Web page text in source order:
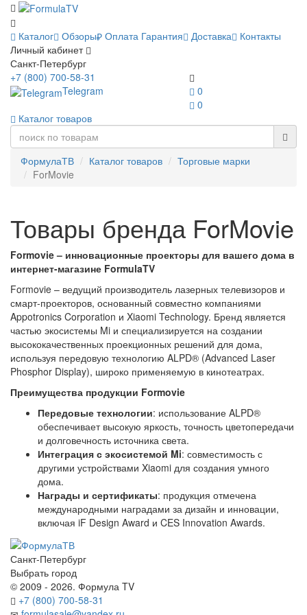
Каталог Обзоры Оплата Гарантия Доставка
Контакты
Личный кабинет
Санкт-Петербург
0
0
+7 (800) 700-58-31
Telegram
Каталог товаров
ФормулаТВ Каталог товаров
Торговые марки
ForMovie
Товары бренда ForMovie
Formovie – инновационные проекторы для вашего дома в
интернет-магазине FormulaTV
Formovie – ведущий производитель лазерных телевизоров и
смарт-проекторов, основанный совместно компаниями
Appotronics Corporation и Xiaomi Technology. Бренд является
частью экосистемы Mi и специализируется на создании
высококачественных проекционных решений для дома,
используя передовую технологию ALPD® (Advanced Laser
Phosphor Display), широко применяемую в кинотеатрах.
Преимущества продукции Formovie
Передовые технологии: использование ALPD®
обеспечивает высокую яркость, точность цветопередачи
и долговечность источника света.
Интеграция с экосистемой Mi: совместимость с
другими устройствами Xiaomi для создания умного
дома.
Награды и сертификаты: продукция отмечена
международными наградами за дизайн и инновации,
включая iF Design Award и CES Innovation Awards.
Санкт-Петербург
Выбрать город
© 2009 - 2026. Формула TV
+7 (800) 700-58-31